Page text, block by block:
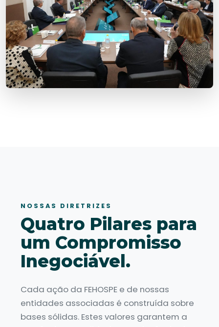
NOSSAS DIRETRIZES
Quatro Pilares para
um Compromisso
Inegociável.
Cada ação da FEHOSPE e de nossas
entidades associadas é construída sobre
bases sólidas. Estes valores garantem a